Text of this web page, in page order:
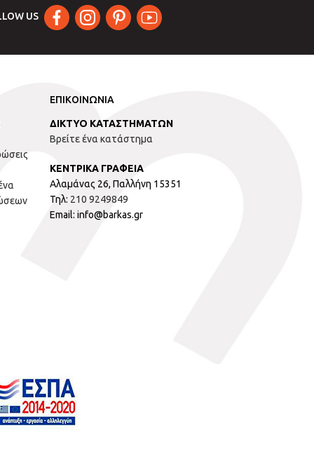
US
ΕΠΙΚΟΙΝΩΝΙΑ
ΔΙΚΤΥΟ ΚΑΤΑΣΤΗΜΑΤΩΝ
Βρείτε ένα κατάστημα
ΚΕΝΤΡΙΚΑ ΓΡΑΦΕΙΑ
Αλαμάνας 26, Παλλήνη 15351
Τηλ: 210 9249849
Email: info@barkas.gr